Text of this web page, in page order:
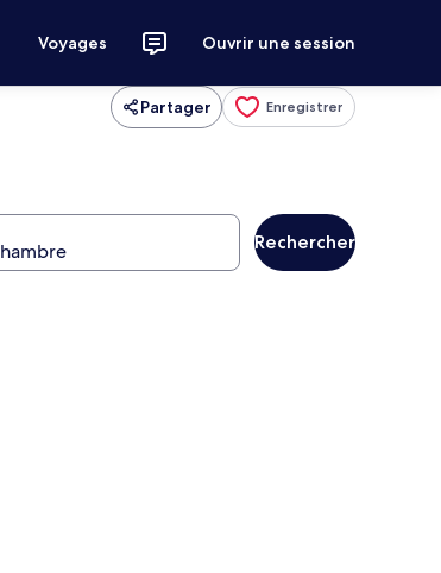
Voyages Ouvrir une session
Partager Enregistrer
Rechercher